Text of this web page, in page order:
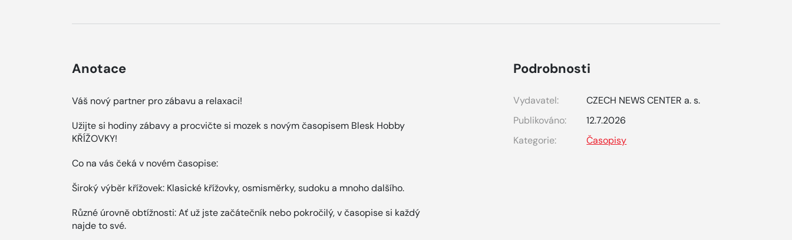
Anotace
Váš nový partner pro zábavu a relaxaci!
Užijte si hodiny zábavy a procvičte si mozek s novým časopisem Blesk Hobby
KŘÍŽOVKY!
Co na vás čeká v novém časopise:
Široký výběr křížovek: Klasické křížovky, osmisměrky, sudoku a mnoho dalšího.
Různé úrovně obtížnosti: Ať už jste začátečník nebo pokročilý, v časopise si každý
najde to své.
Podrobnosti
Vydavatel:
CZECH NEWS CENTER a. s.
Publikováno:
12.7.2026
Kategorie:
Časopisy